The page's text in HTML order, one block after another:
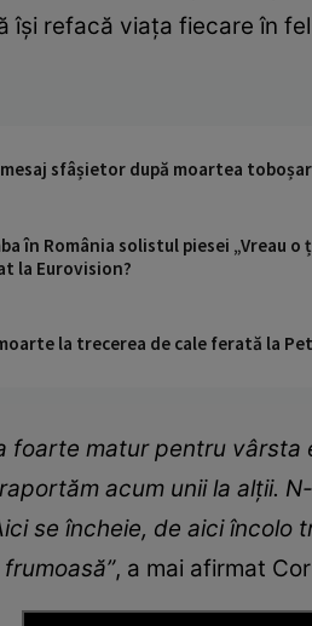
își refacă viața fiecare în
sfâșietor după moartea
în România solistul piesei „Vreau
la Eurovision?
la trecerea de cale ferată la
foarte matur pentru vârsta
acum unii la alții.
se încheie, de aici
, a mai afirmat